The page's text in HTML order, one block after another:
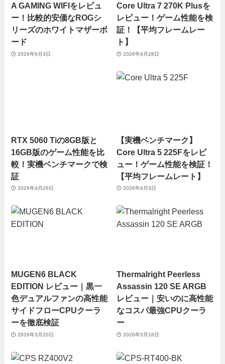
A GAMING WIFIをレビュ
ー！比較的安価なROGシ
リーズのホワイトマザーボ
ード
2026年6月3日
Core Ultra 7 270K Plusを
レビュー！ゲーム性能を検
証！【平均フレームレー
ト】
2026年4月28日
RTX 5060 Tiの8GB版と
16GB版のゲーム性能を比
較！実機ベンチマークで検
証
2026年4月26日
【実機ベンチマーク】
Core Ultra 5 225Fをレビ
ュー！ゲーム性能を検証！
【平均フレームレート】
2026年4月3日
MUGEN6 BLACK
EDITION レビュー｜黒一
色デュアルファンの高性能
サイドフローCPUクーラ
ーを徹底検証
2026年3月20日
Thermalright Peerless
Assassin 120 SE ARGB
レビュー｜安いのに高性能
なコスパ最強CPUクーラ
ー
2026年3月16日